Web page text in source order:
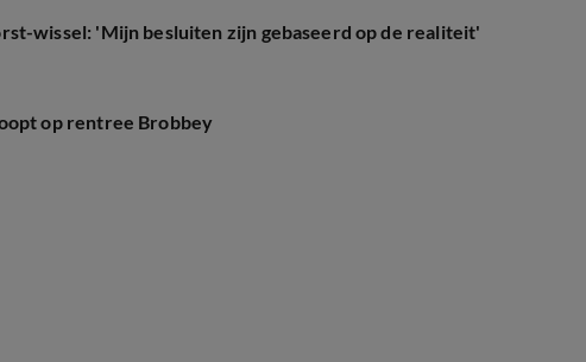
wissel: 'Mijn besluiten zijn gebaseerd op de realiteit'
op rentree Brobbey